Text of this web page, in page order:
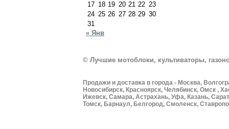
17 18 19 20 21 22 23
24 25 26 27 28 29 30
31
« Янв
© Лучшие мотоблоки, культиваторы,
Продажи и доставка в города - Москва,
Новосибирск, Красноярск, Челябинск, Омск ,
Ижевск, Самара, Астрахань, Уфа, Казань,
Томск, Барнаул, Белгород, Смоленск,